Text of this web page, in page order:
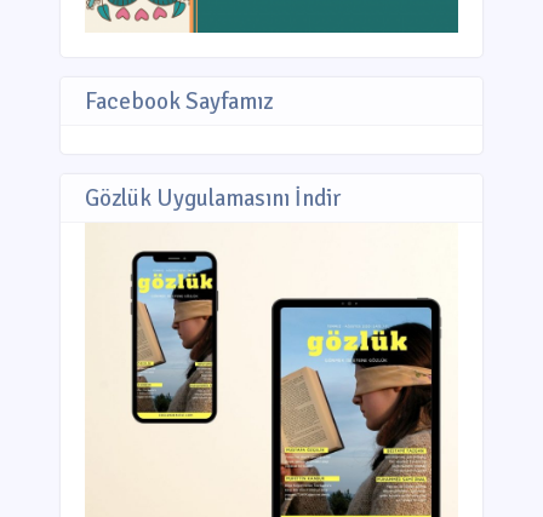
Facebook Sayfamız
Gözlük Uygulamasını İndir